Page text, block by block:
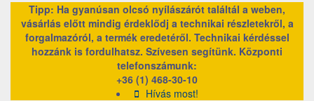
Tipp: Ha gyanúsan olcsó nyílászárót találtál a weben,
vásárlás előtt mindig érdeklődj a technikai részletekről, a
forgalmazóról, a termék eredetéről. Technikai kérdéssel
hozzánk is fordulhatsz. Szívesen segítünk. Központi
telefonszámunk:
+36 (1) 468-30-10
Hívás most!